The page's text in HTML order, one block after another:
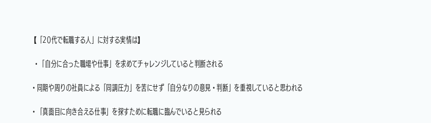
【「20代で転職する人」に対する実情は】
・「自分に合った職場や仕事」を求めてチャレンジしていると判断される
・同期や周りの社員による「同調圧力」を苦にせず「自分なりの意見・判断」を重視していると思われる
・「真面目に向き合える仕事」を探すために転職に臨んでいると見られる